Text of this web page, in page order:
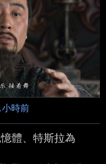
id/6565335 發布
新聞 2026-08-07
編譯段智恆 原文內
周五 (7 日) 公布最
新增就業人數意 外減
時前
體、特斯拉為